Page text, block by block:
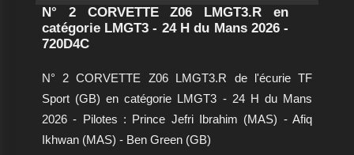
N° 2 CORVETTE Z06 LMGT3.R en
catégorie LMGT3 - 24 H du Mans 2026 -
720D4C
N° 2 CORVETTE Z06 LMGT3.R de l'écurie TF
Sport (GB) en catégorie LMGT3 - 24 H du Mans
2026 - Pilotes : Prince Jefri Ibrahim (MAS) - Afiq
Ikhwan (MAS) - Ben Green (GB)